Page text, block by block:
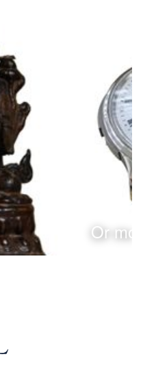
Or